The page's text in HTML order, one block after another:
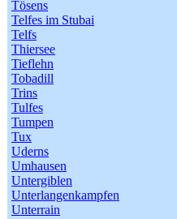
Tösens
Telfes im Stubai
Telfs
Thiersee
Tieflehn
Tobadill
Trins
Tulfes
Tumpen
Tux
Uderns
Umhausen
Untergiblen
Unterlangenkampfen
Unterrain